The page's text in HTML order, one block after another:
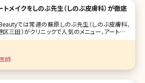
トメイクをしのぶ先生（しのぶ皮膚科）が徹底
では常連の蘇原しのぶ先生（しのぶ皮膚科、
三田）がクリニックで人気のメニュー、アートメイ
詳しく解説してくれました。 朝眉を描く時間がな
ぴんでもしっかりした眉が欲しい、そもそも形がわか
そんな女子がブチ当たるお悩みにしのぶ先生が
師